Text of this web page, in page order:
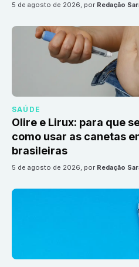
5 de agosto de 2026, por Redação
SAÚDE
Olire e Lirux: para que
como usar as canetas
brasileiras
5 de agosto de 2026, por Redação